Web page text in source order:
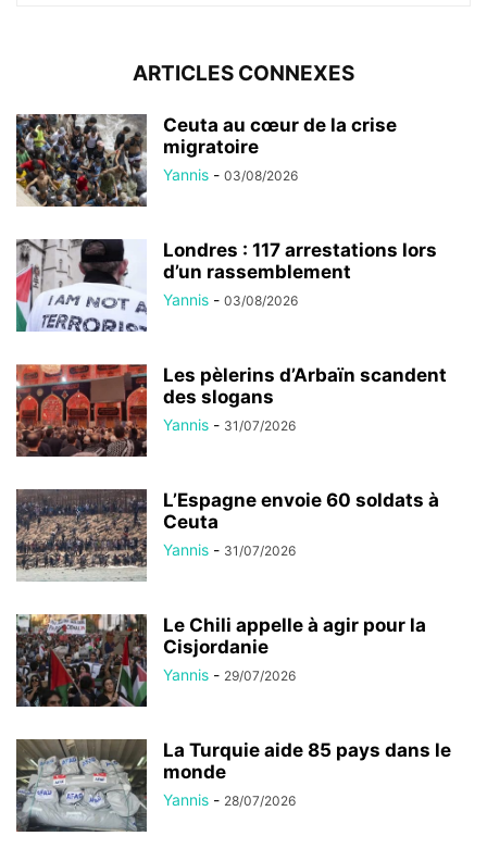
ARTICLES CONNEXES
Ceuta au cœur de la crise
migratoire
Yannis - 03/08/2026
Londres : 117 arrestations lors
d’un rassemblement
Yannis - 03/08/2026
Les pèlerins d’Arbaïn scandent
des slogans
Yannis - 31/07/2026
L’Espagne envoie 60 soldats à
Ceuta
Yannis - 31/07/2026
Le Chili appelle à agir pour la
Cisjordanie
Yannis - 29/07/2026
La Turquie aide 85 pays dans le
monde
Yannis - 28/07/2026